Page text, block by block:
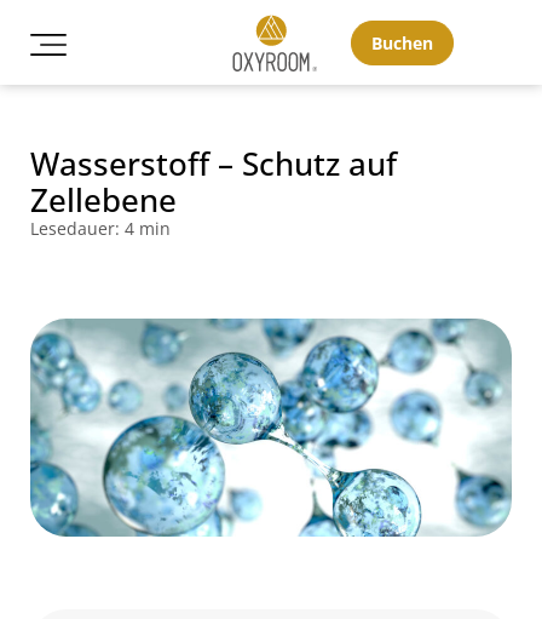
Buchen
Wasserstoff – Schutz auf
Zellebene
Lesedauer: 4 min